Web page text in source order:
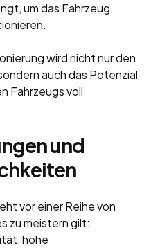
um das Fahrzeug
wird nicht nur den
auch das Potenzial
Fahrzeugs voll
und
vor einer Reihe von
zu meistern gilt:
hohe